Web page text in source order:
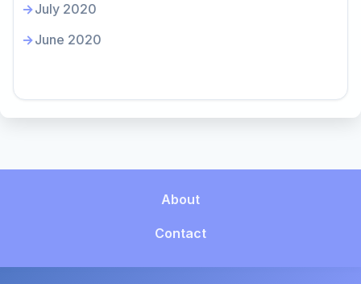
July 2020
June 2020
About
Contact